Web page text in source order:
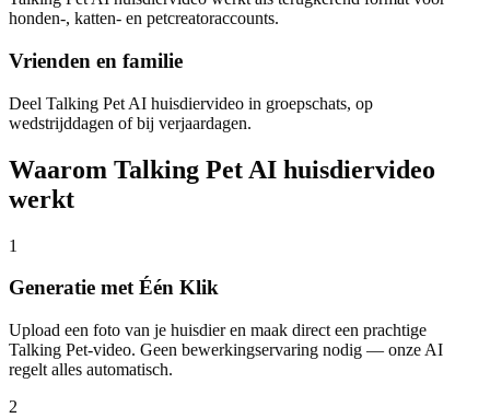
honden-, katten- en petcreatoraccounts.
Vrienden en familie
Deel Talking Pet AI huisdiervideo in groepschats, op
wedstrijddagen of bij verjaardagen.
Waarom Talking Pet AI huisdiervideo
werkt
1
Generatie met Één Klik
Upload een foto van je huisdier en maak direct een prachtige
Talking Pet-video. Geen bewerkingservaring nodig — onze AI
regelt alles automatisch.
2